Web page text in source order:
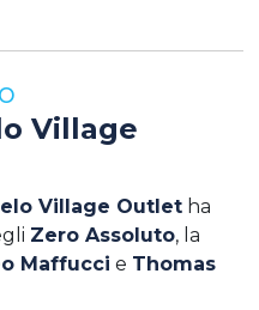
Village
Village Outlet ha
Zero Assoluto, la
Maffucci e Thomas